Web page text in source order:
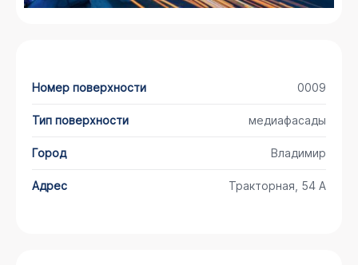
Номер поверхности 0009
Тип поверхности медиафасады
Город Владимир
Адрес Тракторная, 54 А